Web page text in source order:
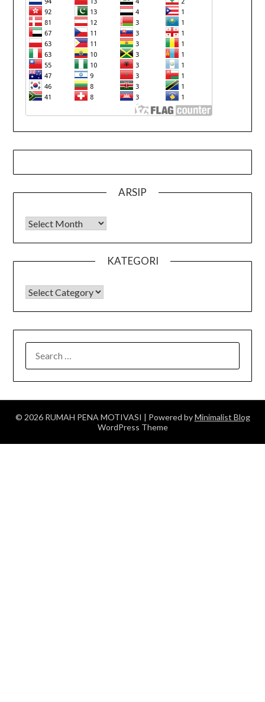
ARSIP
Arsip
KATEGORI
KATEGORI
FOR:
© 2026 RUMAH PENA MOTIVASI | Powered byMinimalist Blog
WordPress Theme